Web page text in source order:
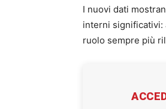
I nuovi dati
interni significativi:
ruolo sempre più